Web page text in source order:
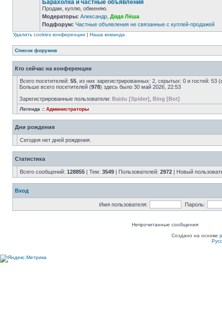
Барахолка и частные объявления
Продам, куплю, обменяю.
Модераторы: Александр Дядя Лёша
Подфорум: Частные объявления не связанные с куплей-продажей
Удалить cookies конференции | Наша команда
Список форумов
Кто сейчас на конференции
Всего посетителей: 55 , из них зарегистрированных: 2, скрытых: 0 и гостей:
Больше всего посетителей (978) здесь было 30 май 2026, 22:53
Зарегистрированные пользователи: Baidu [Spider] Bing [Bot]
Легенда :: Администраторы
Дни рождения
Сегодня нет дней рождения.
Статистика
Всего сообщений: 128855 | Тем: 3549 | Пользователей: 2972 | Новый
Вход
Имя пользователя: Пароль:
Непрочитанные сообщения
Создано на основе